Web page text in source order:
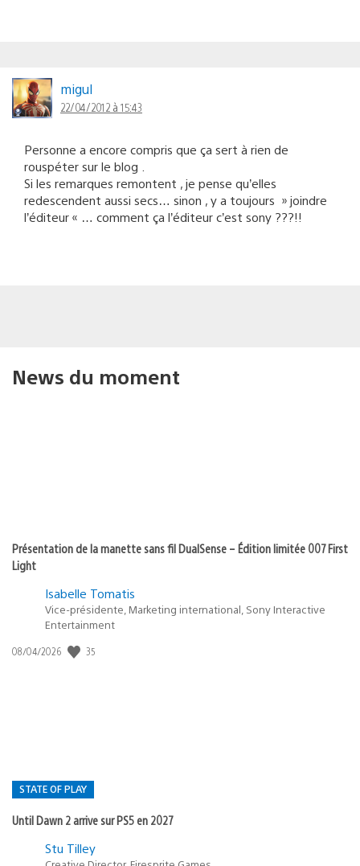
migul
22/04/2012 à 15:43
Personne a encore compris que ça sert à rien de
rouspéter sur le blog .
Si les remarques remontent , je pense qu’elles
redescendent aussi secs… sinon , y a toujours » joindre
l’éditeur « … comment ça l’éditeur c’est sony ???!!
News du moment
Présentation de la manette sans fil DualSense – Édition limitée 007 First
Light
Isabelle Tomatis
Vice-présidente, Marketing international, Sony Interactive
Entertainment
Date
08/04/2026 35
STATE OF PLAY
Until Dawn 2 arrive sur PS5 en 2027
PostéeStu Tilley